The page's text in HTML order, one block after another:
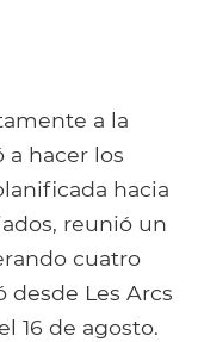
a la
a hacer los
hacia
reunió un
cuatro
desde Les Arcs
16 de agosto.